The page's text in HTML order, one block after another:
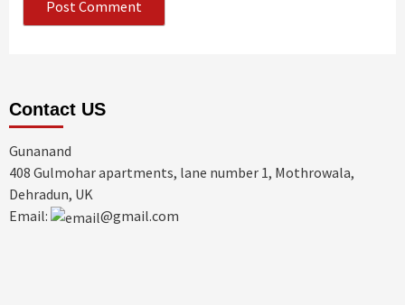
Contact US
Gunanand
408 Gulmohar apartments, lane number 1, Mothrowala,
Dehradun, UK
Email:
@gmail.com